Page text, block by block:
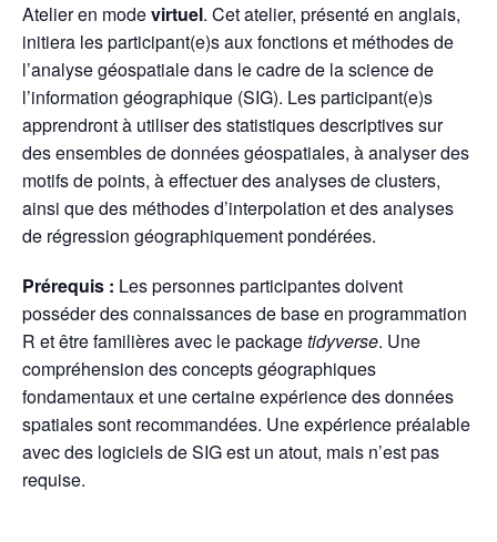
Atelier en modevirtuel. Cet atelier, présenté en anglais,
initiera les participant(e)s aux fonctions et méthodes de
l’analyse géospatiale dans le cadre de la science de
l’information géographique (SIG). Les participant(e)s
apprendront à utiliser des statistiques descriptives sur
des ensembles de données géospatiales, à analyser des
motifs de points, à effectuer des analyses de clusters,
ainsi que des méthodes d’interpolation et des analyses
de régression géographiquement pondérées.
Prérequis : Les personnes participantes doivent
posséder des connaissances de base en programmation
R et être familières avec le packagetidyverse. Une
compréhension des concepts géographiques
fondamentaux et une certaine expérience des données
spatiales sont recommandées. Une expérience préalable
avec des logiciels de SIG est un atout, mais n’est pas
requise.